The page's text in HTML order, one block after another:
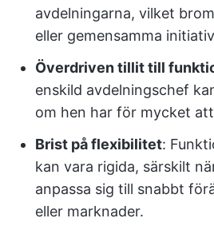
avdelningarna, vilket
eller gemensamma
Överdriven tillit till
enskild avdelningschef
om hen har för mycket
Brist på flexibilitet:
kan vara rigida, särskilt
anpassa sig till snabbt
eller marknader.